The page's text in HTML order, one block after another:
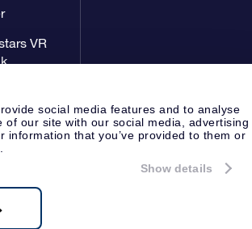
social media features and to analyse
our site with our social media, advertising
that you’ve provided to them or
Show details
VR
OSR Gizlilik Bildirimi